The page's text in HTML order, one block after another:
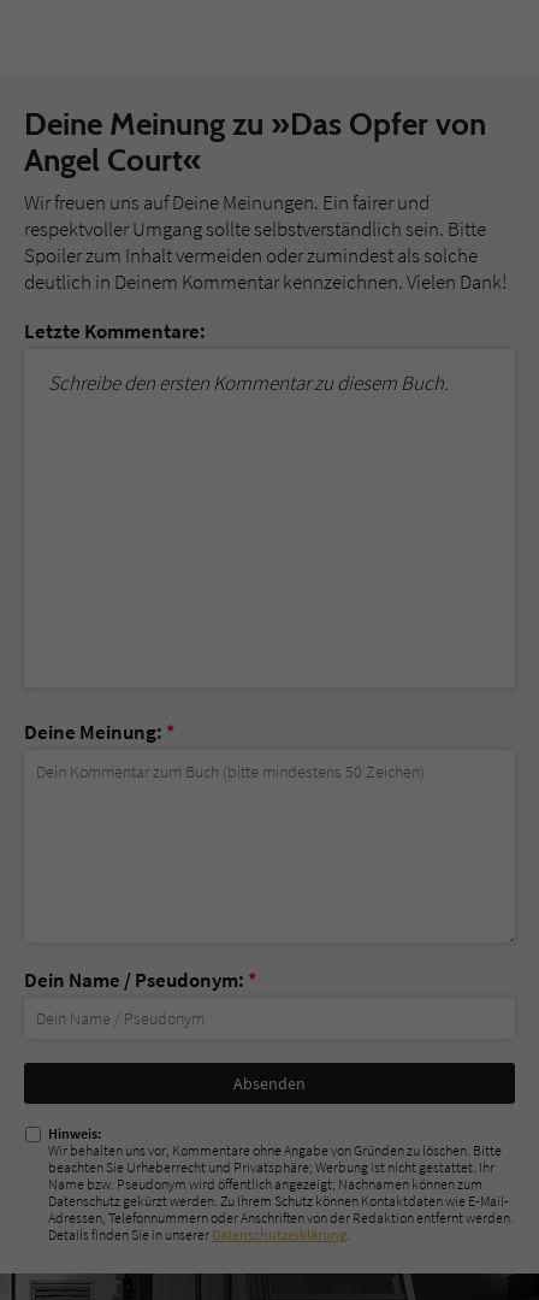
Deine Meinung zu »Das Opfer von
Angel Court«
Wir freuen uns auf Deine Meinungen. Ein fairer und
respektvoller Umgang sollte selbstverständlich sein. Bitte
Spoiler zum Inhalt vermeiden oder zumindest als solche
deutlich in Deinem Kommentar kennzeichnen. Vielen Dank!
Letzte Kommentare:
Schreibe den ersten Kommentar zu diesem Buch.
Deine Meinung: *
Dein Name / Pseudonym: *
Nicht
ausfüllen!
Hinweis:
Wir behalten uns vor, Kommentare ohne Angabe von Gründen zu löschen. Bitte
beachten Sie Urheberrecht und Privatsphäre; Werbung ist nicht gestattet. Ihr
Name bzw. Pseudonym wird öffentlich angezeigt; Nachnamen können zum
Datenschutz gekürzt werden. Zu Ihrem Schutz können Kontaktdaten wie E-Mail-
Adressen, Telefonnummern oder Anschriften von der Redaktion entfernt werden.
Details finden Sie in unserer Datenschutzerklärung.